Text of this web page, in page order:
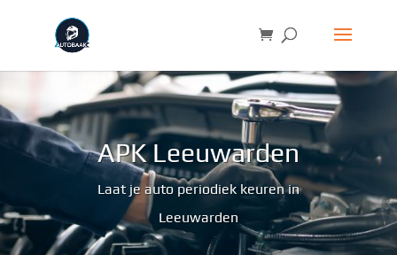
APK Leeuwarden
Laat je auto periodiek keuren in
Leeuwarden